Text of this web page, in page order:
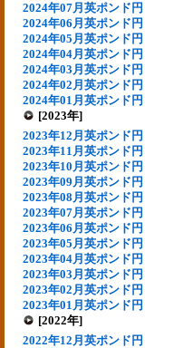
2024年07月英ポンド円
2024年06月英ポンド円
2024年05月英ポンド円
2024年04月英ポンド円
2024年03月英ポンド円
2024年02月英ポンド円
2024年01月英ポンド円
[2023年]
2023年12月英ポンド円
2023年11月英ポンド円
2023年10月英ポンド円
2023年09月英ポンド円
2023年08月英ポンド円
2023年07月英ポンド円
2023年06月英ポンド円
2023年05月英ポンド円
2023年04月英ポンド円
2023年03月英ポンド円
2023年02月英ポンド円
2023年01月英ポンド円
[2022年]
2022年12月英ポンド円